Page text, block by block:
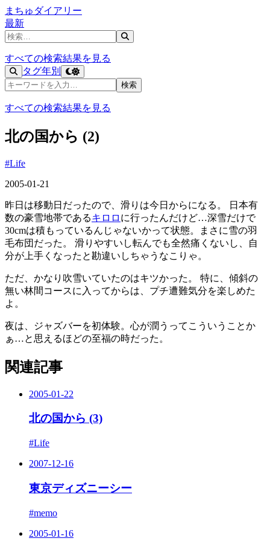
まちゅダイアリー
最新
記事を検索
すべての検索結果を見る
タグ年別
記事を検索
検索
すべての検索結果を見る
北の国から (2)
#Life
2005-01-21
昨日は移動日だったので、滑りは今日からになる。 日本有
数の豪雪地帯であるキロロ に行ったんだけど…深雪だけで
30cmは積もっているんじゃないかって状態。まさに雪の羽
毛布団だった。 滑りやすいし転んでも全然痛くないし、自
分が上手くなったと勘違いしちゃうなこりゃ。
ただ、かなり吹雪いていたのはキツかった。 特に、傾斜の
無い林間コースに入ってからは、プチ遭難気分を楽しめた
よ。
夜は、ジャズバーを初体験。心が潤うってこういうことか
ぁ…と思えるほどの至福の時だった。
関連記事
2005-01-22
北の国から (3)
#Life
2007-12-16
東京ディズニーシー
#memo
2005-01-16